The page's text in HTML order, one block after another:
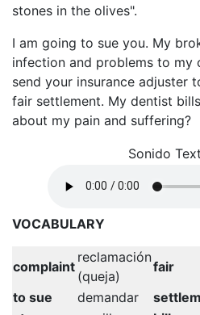
stones in the olives".
I am going to sue you. My
infection and problems to my
send your insurance adjuster
fair settlement. My dentist
about my pain and suffering?
Sonido
VOCABULARY
complaint
reclamación
(queja)
fair
to sue
demandar